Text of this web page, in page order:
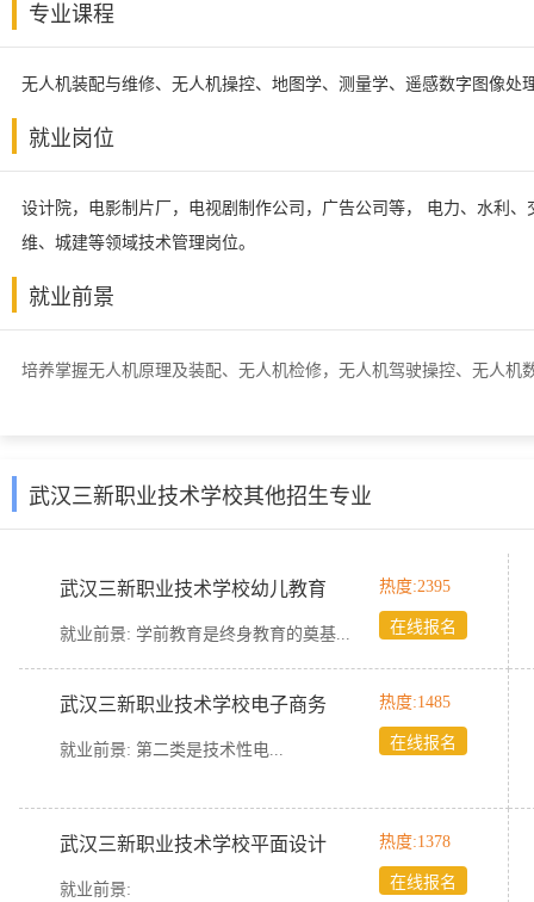
专业课程
无人机装配与维修、无人机操控、地图学、测量学、遥感数字图像处
就业岗位
设计院，电影制片厂，电视剧制作公司，广告公司等， 电力、水利
维、城建等领域技术管理岗位。
就业前景
培养掌握无人机原理及装配、无人机检修，无人机驾驶操控、无人
武汉三新职业技术学校其他招生专业
武汉三新职业技术学校幼儿教育
就业前景: 学前教育是终身教育的奠基...
热度:2395
在线报名
武汉三新职业技术学校电子商务
就业前景: 第二类是技术性电...
热度:1485
在线报名
武汉三新职业技术学校平面设计
就业前景:
热度:1378
在线报名